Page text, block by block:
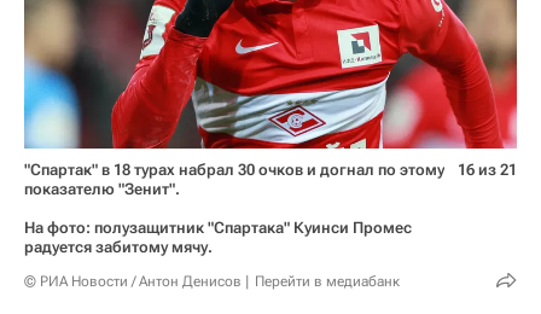
"Спартак" в 18 турах набрал 30 очков и догнал по этому
показателю "Зенит".
На фото: полузащитник "Спартака" Куинси Промес
радуется забитому мячу.
© РИА Новости / Антон Денисов Перейти в медиабанк
16 из 21